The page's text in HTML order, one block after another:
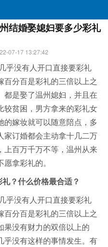
结婚娶媳妇要多少彩礼
07-17 13:27:42
乎没有人开口直接要彩礼
百分百是彩礼的三倍以上之
都是娶了温州媳妇，并且在
较贫困，男方拿来的彩礼女
的嫁妆就可以随意陪点，多
家订婚都会主动拿十几二万
上百万千万不等，温州从来
拿彩礼的。
？什么价格最合适？
乎没有人开口直接要彩礼
百分百是彩礼的三倍以上之
果没有财力的双倍以上的
乎没有这样的事情发生。有